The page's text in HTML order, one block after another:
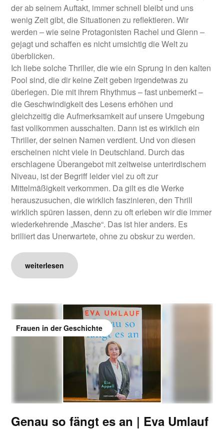
der ab seinem Auftakt, immer schnell bleibt und uns
wenig Zeit gibt, die Situationen zu reflektieren. Wir
werden – wie seine Protagonisten Rachel und Glenn –
gejagt und schaffen es nicht umsichtig die Welt zu
überblicken.
Ich liebe solche Thriller, die wie ein Sprung in den kalten
Pool sind, die dir keine Zeit geben irgendetwas zu
überlegen. Die mit ihrem Rhythmus – fast unbemerkt –
die Geschwindigkeit des Lesens erhöhen und
gleichzeitig die Aufmerksamkeit auf unsere Umgebung
fast vollkommen ausschalten. Dann ist es wirklich ein
Thriller, der seinen Namen verdient. Und von diesen
erscheinen nicht viele in Deutschland. Durch das
erschlagene Überangebot mit zeitweise unterirdischem
Niveau, ist der Begriff leider viel zu oft zur
Mittelmäßigkeit verkommen. Da gilt es die Werke
herauszusuchen, die wirklich faszinieren, den Thrill
wirklich spüren lassen, denn zu oft erleben wir die immer
wiederkehrende „Masche“. Das ist hier anders. Es
brilliert das Unerwartete, ohne zu obskur zu werden.
weiterlesen
Frauen in der Geschichte
Genau so fängt es an | Eva Umlauf